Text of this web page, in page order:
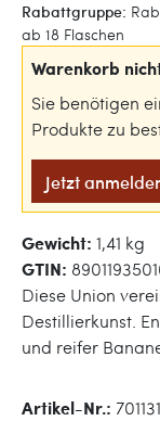
Rabattgruppe:
ab 18 Flaschen
Warenkorb
Sie benötigen
Produkte zu
Jetzt
Gewicht: 1,41 kg
GTIN:
Diese Union
Destillierkunst.
und reifer
Artikel-Nr.: